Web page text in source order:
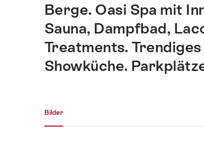
Berge. Oasi Spa mit
Sauna, Dampfbad,
Treatments.
Showküche.
Bilder